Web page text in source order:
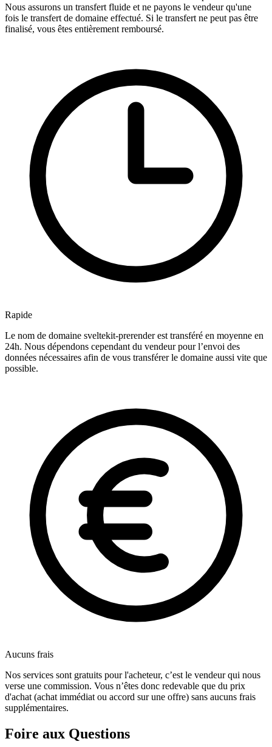
Nous assurons un transfert fluide et ne payons le vendeur qu'une
fois le transfert de domaine effectué. Si le transfert ne peut pas être
finalisé, vous êtes entièrement remboursé.
Rapide
Le nom de domaine sveltekit-prerender est transféré en moyenne en
24h. Nous dépendons cependant du vendeur pour l’envoi des
données nécessaires afin de vous transférer le domaine aussi vite que
possible.
Aucuns frais
Nos services sont gratuits pour l'acheteur, c’est le vendeur qui nous
verse une commission. Vous n’êtes donc redevable que du prix
d'achat (achat immédiat ou accord sur une offre) sans aucuns frais
supplémentaires.
Foire aux Questions